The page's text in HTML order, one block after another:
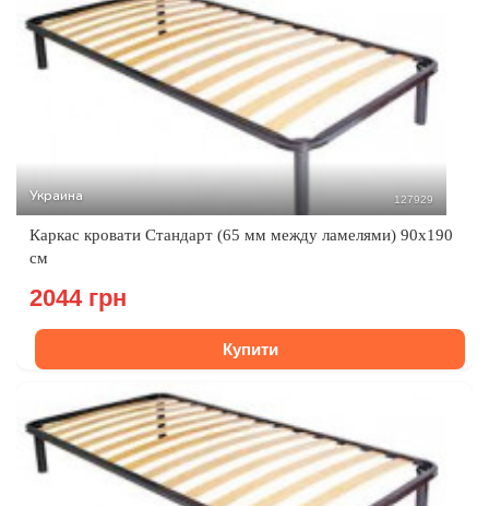
Украина 127929
Каркас кровати Стандарт (65 мм между ламелями) 90х190
см
2044 грн
Купити